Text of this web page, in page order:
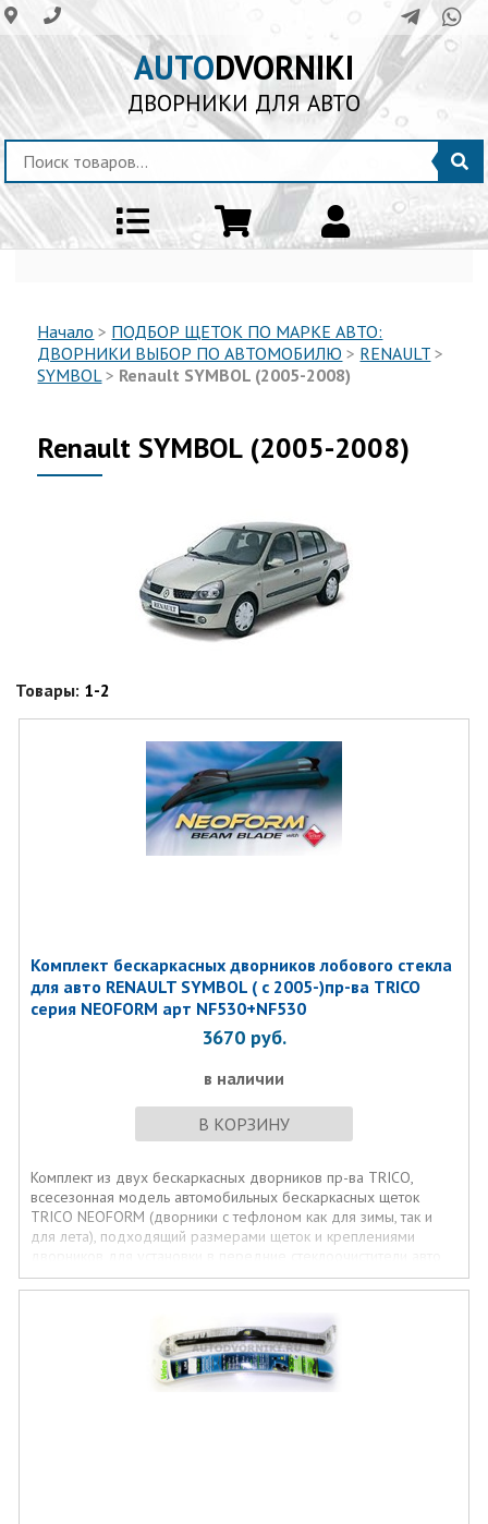
AUTODVORNIKI
ДВОРНИКИ ДЛЯ АВТО
Начало > ПОДБОР ЩЕТОК ПО МАРКЕ АВТО:
ДВОРНИКИ ВЫБОР ПО АВТОМОБИЛЮ > RENAULT >
SYMBOL> Renault SYMBOL (2005-2008)
Renault SYMBOL (2005-2008)
Товары: 1-2
Комплект бескаркасных дворников лобового стекла
для авто RENAULT SYMBOL ( с 2005-)пр-ва TRICO
серия NEOFORM арт NF530+NF530
3670 руб.
в наличии
В КОРЗИНУ
Комплект из двух бескаркасных дворников пр-ва TRICO,
всесезонная модель автомобильных бескаркасных щеток
TRICO NEOFORM (дворники с тефлоном как для зимы, так и
для лета), подходящий размерами щеток и креплениями
RENAULT SYMBOL( с 2005-)